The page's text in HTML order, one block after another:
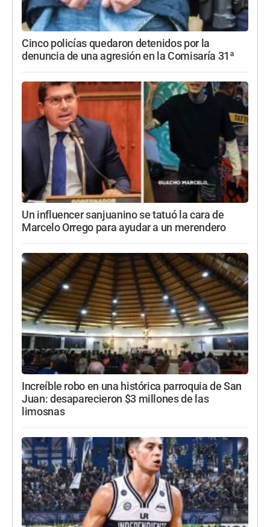
Cinco policías quedaron detenidos por la
denuncia de una agresión en la Comisaría 31ª
Un influencer sanjuanino se tatuó la cara de
Marcelo Orrego para ayudar a un merendero
Increíble robo en una histórica parroquia de San
Juan: desaparecieron $3 millones de las
limosnas